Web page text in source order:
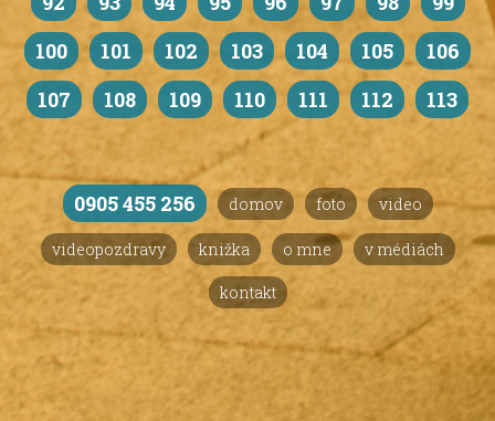
100
101 102 103 104 105
106
107
108 109 110 111 112 113
0905 455 256 domov foto video
videopozdravy knižka o mne v médiách
kontakt